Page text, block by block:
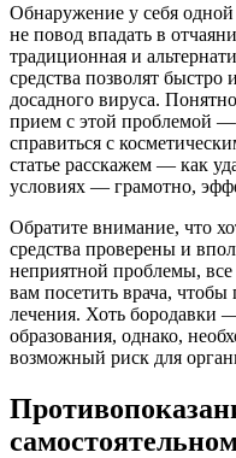
Обнаружение у себя
не повод впадать в
традиционная и
средства позволят быстро
досадного вируса.
прием с этой проблемой
справиться с
статье расскажем — как
условиях — грамотно,
Обратите внимание, что
средства проверены и
неприятной проблемы,
вам посетить врача, чтобы
лечения. Хоть бородавки
образования, однако,
возможный риск для